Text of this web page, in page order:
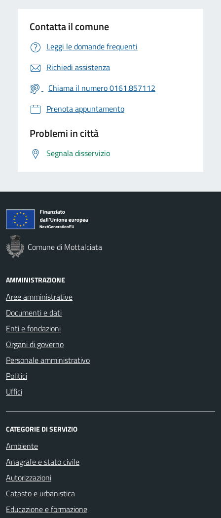
Contatta il comune
Leggi le domande frequenti
Richiedi assistenza
Chiama il numero 0161.857112
Prenota appuntamento
Problemi in città
Segnala disservizio
Comune di Mottalciata
AMMINISTRAZIONE
Aree amministrative
Documenti e dati
Enti e fondazioni
Organi di governo
Personale amministrativo
Politici
Uffici
CATEGORIE DI SERVIZIO
Ambiente
Anagrafe e stato civile
Autorizzazioni
Catasto e urbanistica
Educazione e formazione